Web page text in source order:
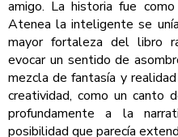
amigo. La historia fue
Atenea la inteligente se
mayor fortaleza del libro
evocar un sentido de
mezcla de fantasía y
creatividad, como un canto
profundamente a la
posibilidad que parecía